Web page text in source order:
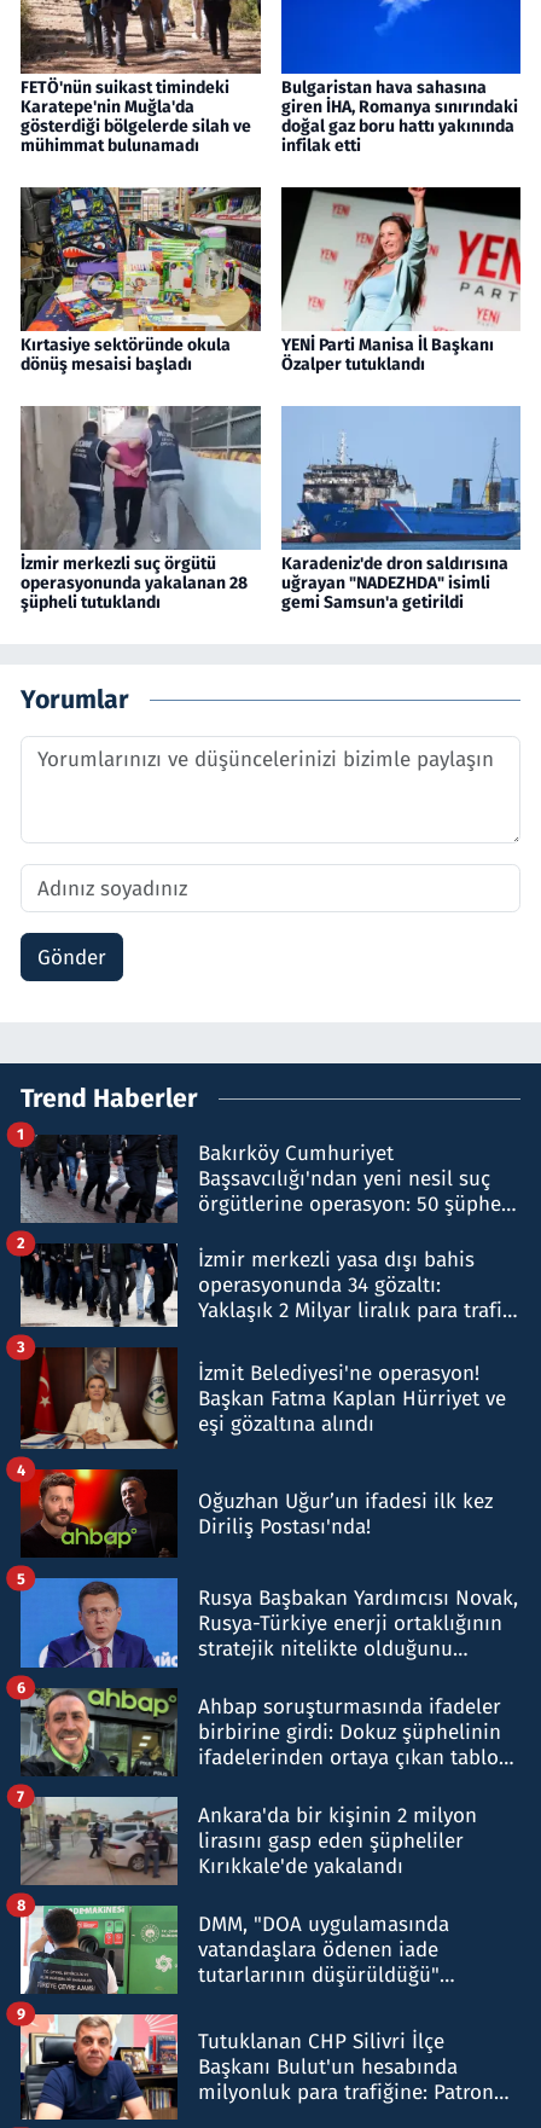
FETÖ'nün suikast timindeki
Karatepe'nin Muğla'da
gösterdiği bölgelerde silah ve
mühimmat bulunamadı
Bulgaristan hava sahasına
giren İHA, Romanya sınırındaki
doğal gaz boru hattı yakınında
infilak etti
Kırtasiye sektöründe okula
dönüş mesaisi başladı
YENİ Parti Manisa İl Başkanı
Özalper tutuklandı
İzmir merkezli suç örgütü
operasyonunda yakalanan 28
şüpheli tutuklandı
Karadeniz'de dron saldırısına
uğrayan "NADEZHDA" isimli
gemi Samsun'a getirildi
Yorumlar
Gönder
Trend Haberler
Bakırköy Cumhuriyet
Başsavcılığı'ndan yeni nesil suç
örgütlerine operasyon: 50 şüpheli
1
İzmir merkezli yasa dışı bahis
operasyonunda 34 gözaltı:
Yaklaşık 2 Milyar liralık para trafiği
2
İzmit Belediyesi'ne operasyon!
Başkan Fatma Kaplan Hürriyet ve
eşi gözaltına alındı
3
Oğuzhan Uğur’un ifadesi ilk kez
Diriliş Postası'nda!
4
Rusya Başbakan Yardımcısı Novak,
Rusya-Türkiye enerji ortaklığının
stratejik nitelikte olduğunu
5
Ahbap soruşturmasında ifadeler
birbirine girdi: Dokuz şüphelinin
ifadelerinden ortaya çıkan tablo
6
Ankara'da bir kişinin 2 milyon
lirasını gasp eden şüpheliler
Kırıkkale'de yakalandı
7
DMM, "DOA uygulamasında
vatandaşlara ödenen iade
tutarlarının düşürüldüğü"
8
Tutuklanan CHP Silivri İlçe
Başkanı Bulut'un hesabında
milyonluk para trafiğine: Patron
9